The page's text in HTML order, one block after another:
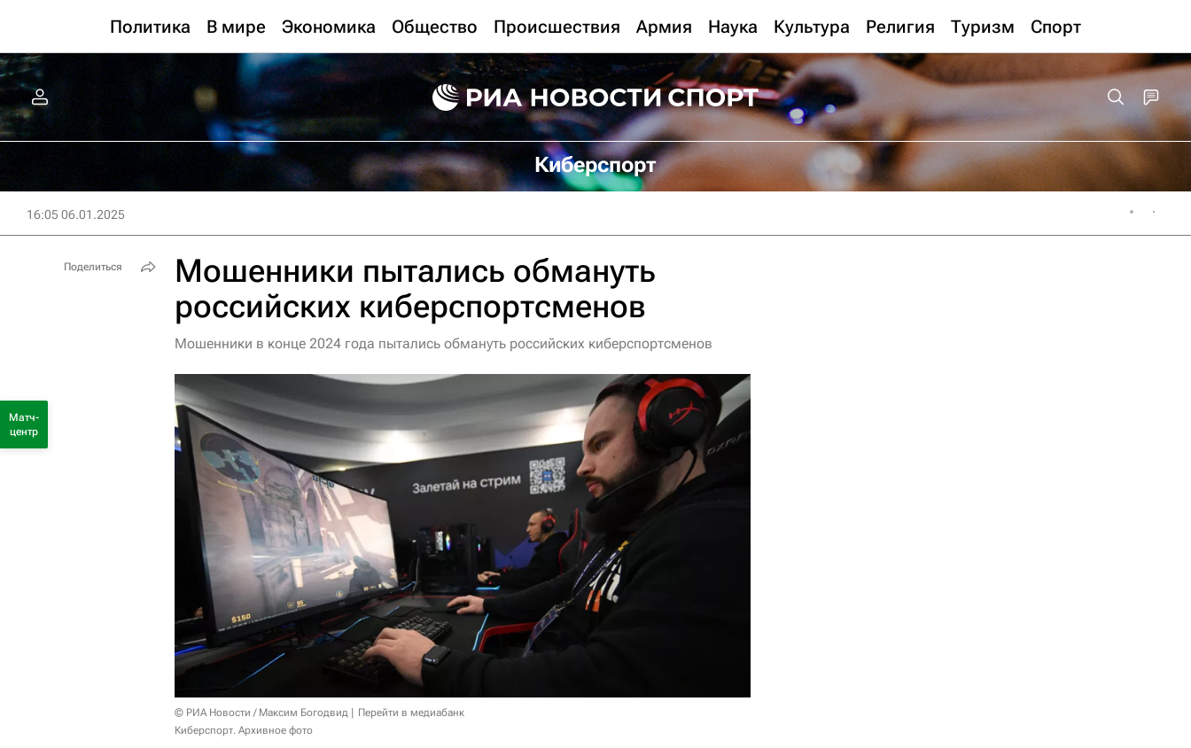
Политика В мире Экономика Общество Происшествия Армия Наука Культура Религия Туризм Спорт
Киберспорт
16:05 06.01.2025
Мошенники пытались обмануть
российских киберспортсменов
Мошенники в конце 2024 года пытались обмануть российских киберспортсменов
© РИА Новости / Максим Богодвид
Перейти в медиабанк
Киберспорт. Архивное фото
Поделиться
Матч-
центр